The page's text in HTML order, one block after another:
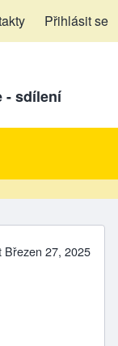
Přihlásit se
- sdílení
Březen 27, 2025